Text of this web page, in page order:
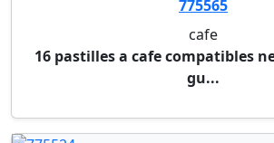
bon...
775209